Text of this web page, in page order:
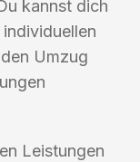
kannst dich
Umzug
Leistungen